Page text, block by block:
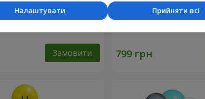
"Фламінго" - 9
Замовити
Прийняти всі
Налаштувати